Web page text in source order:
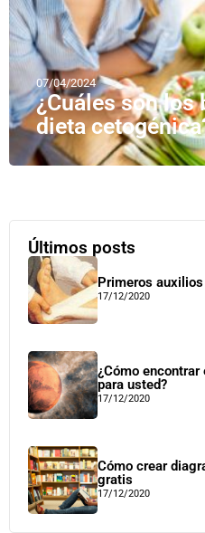
07/04/2024
¿Cuáles son los
dieta
Últimos posts
Primeros
17/12/2020
¿Cómo
para usted?
17/12/2020
Cómo crear
gratis
17/12/2020